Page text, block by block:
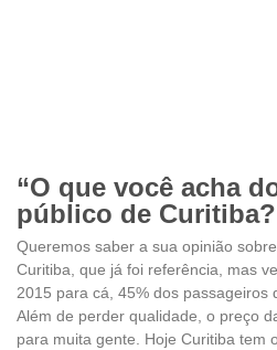
“O que você acha
público de
Queremos saber a sua opinião
Curitiba, que já foi referência, mas
2015 para cá, 45% dos passageiros
Além de perder qualidade, o preço
para muita gente. Hoje Curitiba tem